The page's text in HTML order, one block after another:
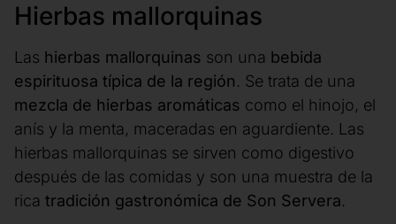
Hierbas mallorquinas
Las hierbas mallorquinas son una bebida
espirituosa típica de la región. Se trata de una
mezcla de hierbas aromáticas como el hinojo, el
anís y la menta, maceradas en aguardiente. Las
hierbas mallorquinas se sirven como digestivo
después de las comidas y son una muestra de la
rica tradición gastronómica de Son Servera.